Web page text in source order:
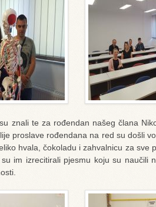
znali te za rođendan našeg člana
proslave rođendana na red su došli
hvala, čokoladu i zahvalnicu za sve
im izrecitirali pjesmu koju su naučili